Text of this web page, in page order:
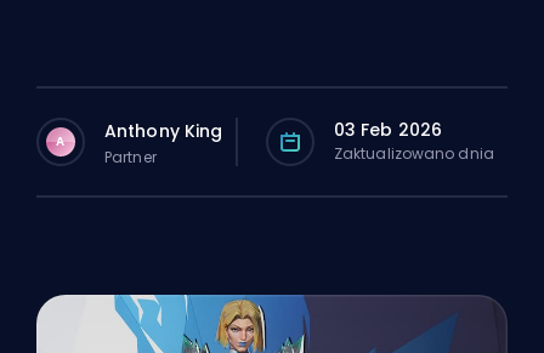
A Anthony King
Partner
03 Feb 2026
Zaktualizowano dnia